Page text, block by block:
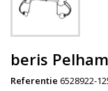
beris
Referentie 6528922-